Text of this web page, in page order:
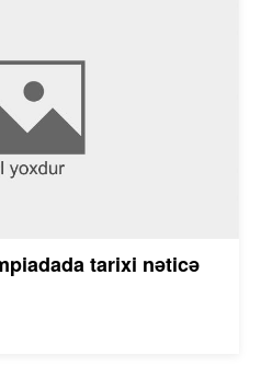
tarixi nəticə